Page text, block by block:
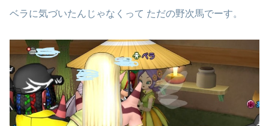
ベラに気づいたんじゃなくって ただの野次馬でーす。